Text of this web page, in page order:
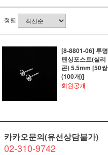
정렬
[8-8801-06] 투명
펜싱포스트(실리
콘) 5.5mm [50쌍
(100개)]
회원공개
카카오문의(유선상담불가)
02-310-9742